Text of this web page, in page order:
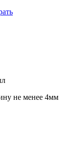
не менее 4мм